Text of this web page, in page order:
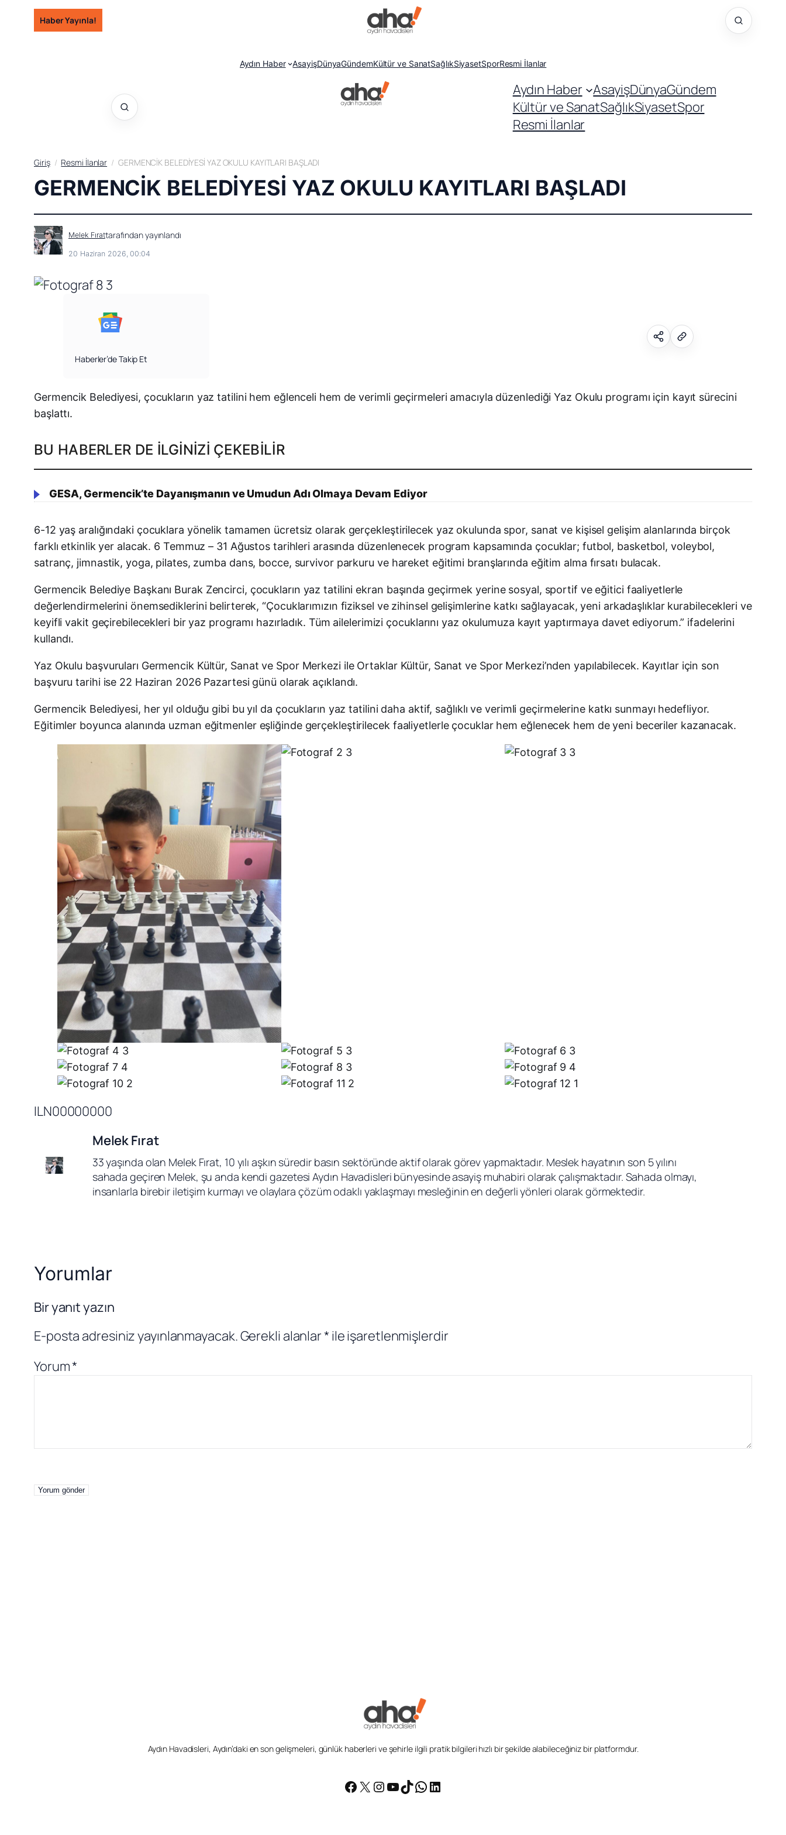
İçeriğeHaber Yayınla!
Aydın Haber AsayişDünyaGündemKültür ve SanatSağlıkSiyasetSporResmi İlanlar
Aydın Haber AsayişDünyaGündem
Kültür ve SanatSağlıkSiyasetSpor
Resmi İlanlar
Giriş Resmi İlanlar GERMENCİK BELEDİYESİ YAZ OKULU KAYITLARI BAŞLADI
GERMENCİK BELEDİYESİ YAZ OKULU KAYITLARI BAŞLADI
Melek Fırattarafından yayınlandı
20 Haziran 2026, 00:04
Haberler’de Takip Et
Facebook
E-posta
Germencik Belediyesi, çocukların yaz tatilini hem eğlenceli hem de verimli geçirmeleri amacıyla düzenlediği Yaz Okulu programı için kayıt sürecini
başlattı.
BU HABERLER DE İLGINIZI ÇEKEBILIR
GESA, Germencik’te Dayanışmanın ve Umudun Adı Olmaya Devam Ediyor
6-12 yaş aralığındaki çocuklara yönelik tamamen ücretsiz olarak gerçekleştirilecek yaz okulunda spor, sanat ve kişisel gelişim alanlarında birçok
farklı etkinlik yer alacak. 6 Temmuz – 31 Ağustos tarihleri arasında düzenlenecek program kapsamında çocuklar; futbol, basketbol, voleybol,
satranç, jimnastik, yoga, pilates, zumba dans, bocce, survivor parkuru ve hareket eğitimi branşlarında eğitim alma fırsatı bulacak.
Germencik Belediye Başkanı Burak Zencirci, çocukların yaz tatilini ekran başında geçirmek yerine sosyal, sportif ve eğitici faaliyetlerle
değerlendirmelerini önemsediklerini belirterek, “Çocuklarımızın fiziksel ve zihinsel gelişimlerine katkı sağlayacak, yeni arkadaşlıklar kurabilecekleri ve
keyifli vakit geçirebilecekleri bir yaz programı hazırladık. Tüm ailelerimizi çocuklarını yaz okulumuza kayıt yaptırmaya davet ediyorum.” ifadelerini
kullandı.
Yaz Okulu başvuruları Germencik Kültür, Sanat ve Spor Merkezi ile Ortaklar Kültür, Sanat ve Spor Merkezi’nden yapılabilecek. Kayıtlar için son
başvuru tarihi ise 22 Haziran 2026 Pazartesi günü olarak açıklandı.
Germencik Belediyesi, her yıl olduğu gibi bu yıl da çocukların yaz tatilini daha aktif, sağlıklı ve verimli geçirmelerine katkı sunmayı hedefliyor.
Eğitimler boyunca alanında uzman eğitmenler eşliğinde gerçekleştirilecek faaliyetlerle çocuklar hem eğlenecek hem de yeni beceriler kazanacak.
ILN00000000
Melek Fırat
33 yaşında olan Melek Fırat, 10 yılı aşkın süredir basın sektöründe aktif olarak görev yapmaktadır. Meslek hayatının son 5 yılını
sahada geçiren Melek, şu anda kendi gazetesi Aydın Havadisleri bünyesinde asayiş muhabiri olarak çalışmaktadır. Sahada olmayı,
insanlarla birebir iletişim kurmayı ve olaylara çözüm odaklı yaklaşmayı mesleğinin en değerli yönleri olarak görmektedir.
Yorumlar
Bir yanıt yazın
E-posta adresiniz yayınlanmayacak.Gerekli alanlar* ile işaretlenmişlerdir
Yorum*
Aydın Havadisleri, Aydın’daki en son gelişmeleri, günlük haberleri ve şehirle ilgili pratik bilgileri hızlı bir şekilde alabileceğiniz bir platformdur.
Facebook
X Instagram
YouTube
TikTok
WhatsApp
LinkedIn